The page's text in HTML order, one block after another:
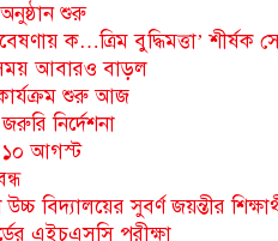
শুরু
ক…ত্রিম বুদ্ধিমত্তা’ শীর্ষক
সময় আবারও বাড়ল
কার্যক্রম শুরু আজ
নির্দেশনা
১০ আগস্ট
বিদ্যালয়ের সুবর্ণ জয়ন্তীর
এইচএসসি পরীক্ষা